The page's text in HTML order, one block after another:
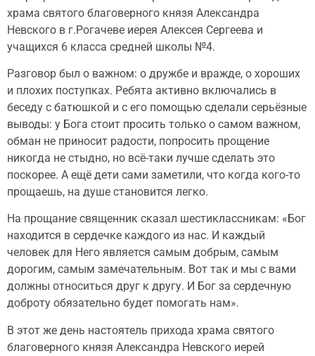
храма святого благоверного князя Александра
Невского в г.Рогачеве иерея Алексея Сергеева и
учащихся 6 класса средней школы №4.
Разговор был о важном: о дружбе и вражде, о хороших
и плохих поступках. Ребята активно включались в
беседу с батюшкой и с его помощью сделали серьёзные
выводы: у Бога стоит просить только о самом важном,
обман не приносит радости, попросить прощение
никогда не стыдно, но всё-таки лучше сделать это
поскорее. А ещё дети сами заметили, что когда кого-то
прощаешь, на душе становится легко.
На прощание священник сказал шестиклассникам: «Бог
находится в сердечке каждого из нас. И каждый
человек для Него является самым добрым, самым
дорогим, самым замечательным. Вот так и мы с вами
должны относиться друг к другу. И Бог за сердечную
доброту обязательно будет помогать нам».
В этот же день настоятель прихода храма святого
благоверного князя Александра Невского иерей